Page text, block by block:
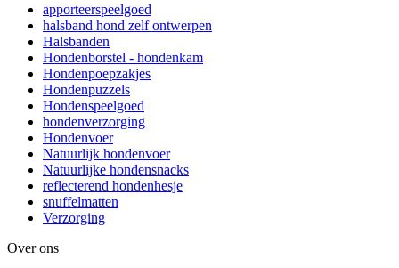
apporteerspeelgoed
halsband hond zelf ontwerpen
Halsbanden
Hondenborstel - hondenkam
Hondenpoepzakjes
Hondenpuzzels
Hondenspeelgoed
hondenverzorging
Hondenvoer
Natuurlijk hondenvoer
Natuurlijke hondensnacks
reflecterend hondenhesje
snuffelmatten
Verzorging
Over ons